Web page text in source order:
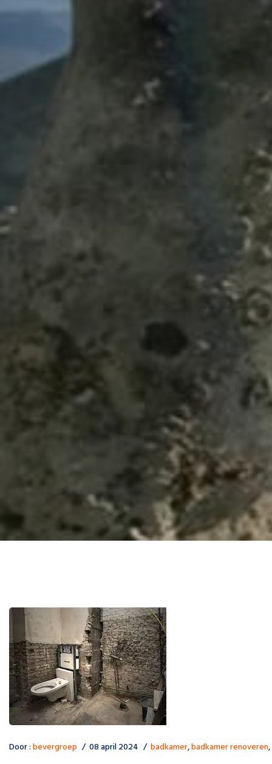
Door :bevergroep 08 april 2024 badkamer,badkamer renoveren,